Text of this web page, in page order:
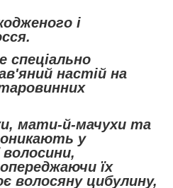
і
спеціально
настій на
мати-й-мачухи та
у
їх
волосяну цибулину,